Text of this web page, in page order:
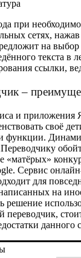
при
сетях,
на выбор
текста в
ссылки,
–
и приложения
своё
функции.
«матёрых»
Сервис
для
на
решение
переводчик,
данного